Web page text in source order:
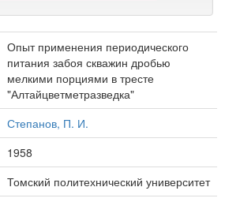
Опыт применения периодического
питания забоя скважин дробью
мелкими порциями в тресте
"Алтайцветметразведка"
Степанов, П. И.
1958
Томский политехнический университет